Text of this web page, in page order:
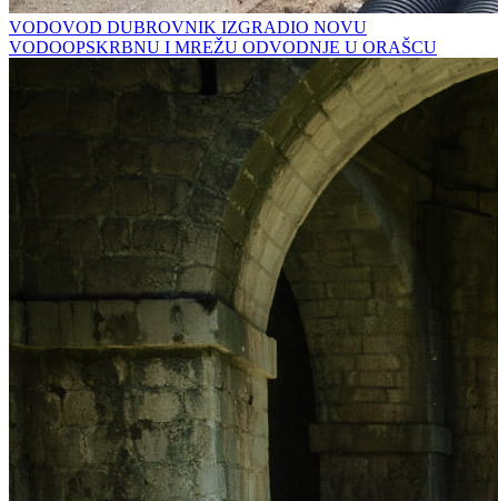
VODOVOD DUBROVNIK IZGRADIO NOVU
VODOOPSKRBNU I MREŽU ODVODNJE U ORAŠCU